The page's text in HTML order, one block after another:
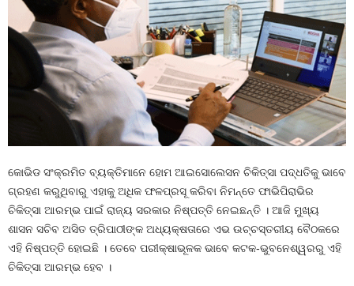
କୋଭିଡ ସଂକ୍ରମିତ ବ୍ୟକ୍ତିମାନେ ହୋମ ଆଇସୋଲେସନ ଚିକିତ୍ସା ପଦ୍ଧତିକୁ ଭାବେ
ଗ୍ରହଣ କରୁଥିବାରୁ ଏହାକୁ ଅଧିକ ଫଳପ୍ରସୂ କରିବା ନିମନ୍ତେ ଫାଭିପିରାଭିର
ଚିକିତ୍ସା ଆରମ୍ଭ ପାଇଁ ରାଜ୍ୟ ସରକାର ନିଷ୍ପତ୍ତି ନେଇଛନ୍ତି । ଆଜି ମୁଖ୍ୟ
ଶାସନ ସଚିବ ଅସିତ ତ୍ରିପାଠୀଙ୍କ ଅଧ୍ୟକ୍ଷତାରେ ଏଭ ଉଚ୍ଚସ୍ତରୀୟ ବୈଠକରେ
ଏହି ନିଷ୍ପତ୍ତି ହୋଇଛି । ତେବେ ପରୀକ୍ଷାଭୂଳକ ଭାବେ କଟକ-ଭୁବନେଶ୍ୱରରୁ ଏହି
ଚିକିତ୍ସା ଆରମ୍ଭ ହେବ ।